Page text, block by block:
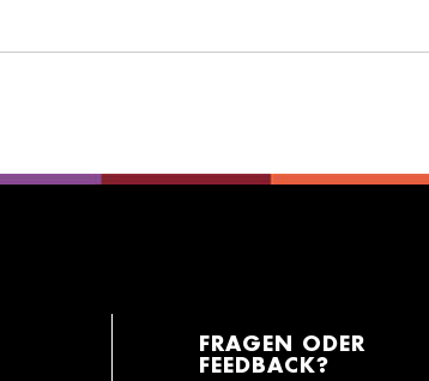
FRAGEN ODER
FEEDBACK?